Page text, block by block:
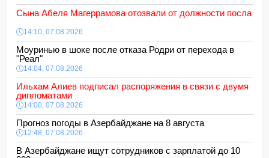
Сына Абеля Магеррамова отозвали от должности посла
14:10, 07.08.2026
Моуринью в шоке после отказа Родри от перехода в
"Реал"
14:04, 07.08.2026
Ильхам Алиев подписал распоряжения в связи с двумя
дипломатами
14:00, 07.08.2026
Прогноз погоды в Азербайджане на 8 августа
12:48, 07.08.2026
В Азербайджане ищут сотрудников с зарплатой до 10